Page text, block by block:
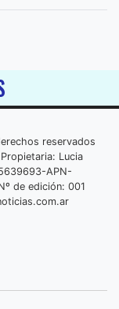
reservados
Lucia
APN-
de edición: 001